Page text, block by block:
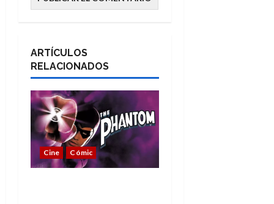
ARTÍCULOS
RELACIONADOS
Cine Cómic